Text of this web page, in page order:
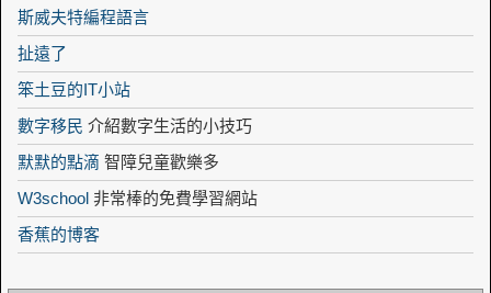
斯威夫特編程語言
扯遠了
笨土豆的IT小站
數字移民 介紹數字生活的小技巧
默默的點滴 智障兒童歡樂多
W3school 非常棒的免費學習網站
香蕉的博客